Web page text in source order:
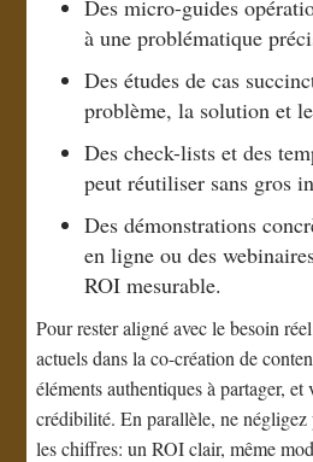
Des micro-guides
à une problématique
Des études de cas
problème, la solution et
Des check-lists et des
peut réutiliser sans gros
Des démonstrations
en ligne ou des
ROI mesurable.
Pour rester aligné avec le besoin
actuels dans la co-création de
éléments authentiques à partager, et
crédibilité. En parallèle, ne négligez
les chiffres: un ROI clair, même